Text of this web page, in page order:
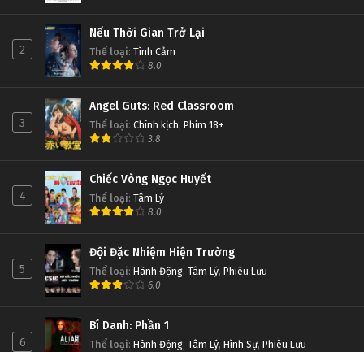
2
Nếu Thời Gian Trở Lại
Thể loại: Tình Cảm
8.0
3
Angel Guts: Red Classroom
Thể loại: Chính kịch, Phim 18+
3.8
4
Chiếc Vòng Ngọc Huyết
Thể loại: Tâm Lý
8.0
5
Đội Đặc Nhiệm Hiện Trường
Thể loại: Hành Động, Tâm Lý, Phiêu Lưu
6.0
6
Bí Danh: Phần 1
Thể loại: Hành Động, Tâm Lý, Hình Sự, Phiêu Lưu